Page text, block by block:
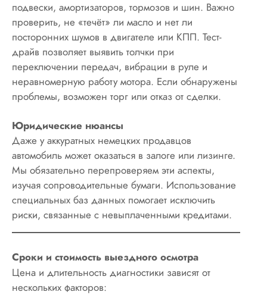
подвески, амортизаторов, тормозов и шин. Важно
проверить, не «течёт» ли масло и нет ли
посторонних шумов в двигателе или КПП. Тест-
драйв позволяет выявить толчки при
переключении передач, вибрации в руле и
неравномерную работу мотора. Если обнаружены
проблемы, возможен торг или отказ от сделки.
Юридические нюансы
Даже у аккуратных немецких продавцов
автомобиль может оказаться в залоге или лизинге.
Мы обязательно перепроверяем эти аспекты,
изучая сопроводительные бумаги. Использование
специальных баз данных помогает исключить
риски, связанные с невыплаченными кредитами.
Сроки и стоимость выездного осмотра
Цена и длительность диагностики зависят от
нескольких факторов: